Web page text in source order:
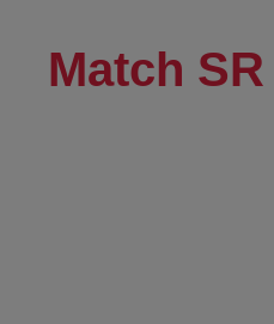
Match